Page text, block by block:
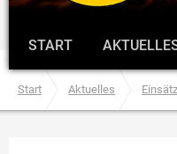
START
Start Aktuelles